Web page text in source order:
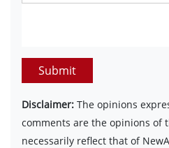
Submit
Disclaimer: The opinions
comments are the opinions of
necessarily reflect that of